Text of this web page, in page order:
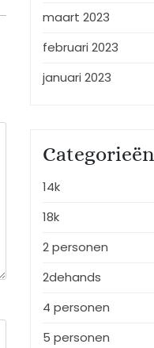
maart 2023
februari 2023
januari 2023
Categorieën
14k
18k
2 personen
2dehands
4 personen
5 personen